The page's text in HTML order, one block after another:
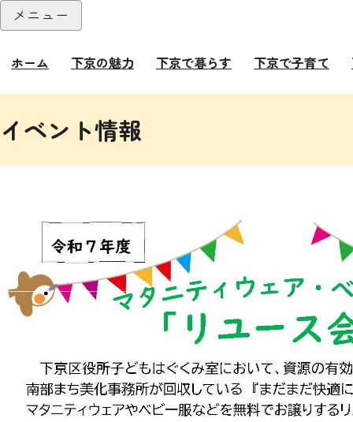
本文へ
メニュー
ホーム 下京の魅力 下京で暮らす 下京で子育て
イベント情報